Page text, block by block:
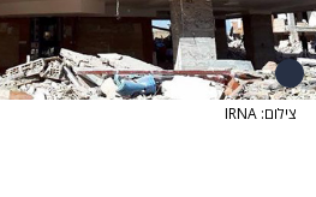
צילום: IRNA